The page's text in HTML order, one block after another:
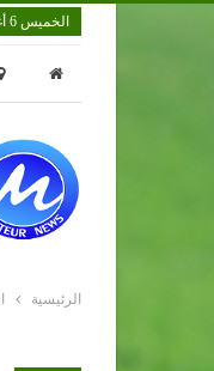
الخميس 6 أغسطس 2026
الرئيسية